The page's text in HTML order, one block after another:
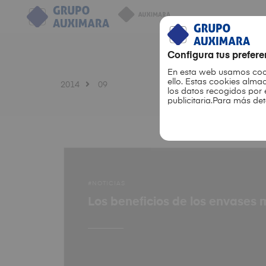
Configura tus
En esta web usamos
ello. Estas cookies
los datos recogidos por
publicitaria.Para más
2014 09